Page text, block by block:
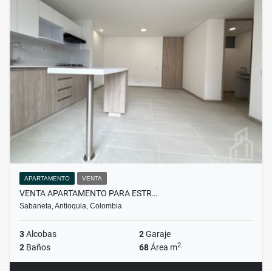
APARTAMENTO VENTA
VENTA APARTAMENTO PARA ESTR…
Sabaneta, Antioquia, Colombia
3Alcobas 2Garaje
2 Baños 68Área m2